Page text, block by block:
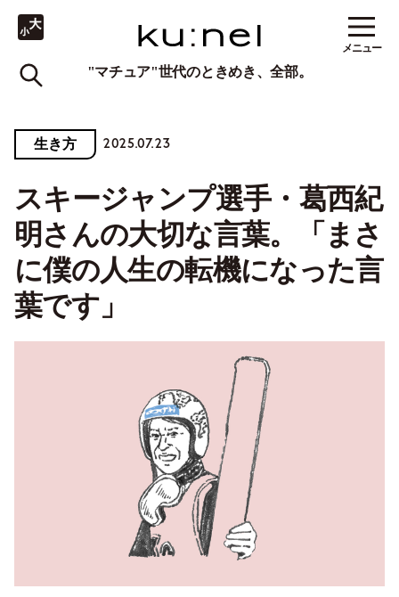
"マチュア"世代のときめき、全部。
メニュー
生き方 2025.07.23
スキージャンプ選手・葛西紀
明さんの大切な言葉。「まさ
に僕の人生の転機になった言
葉です」